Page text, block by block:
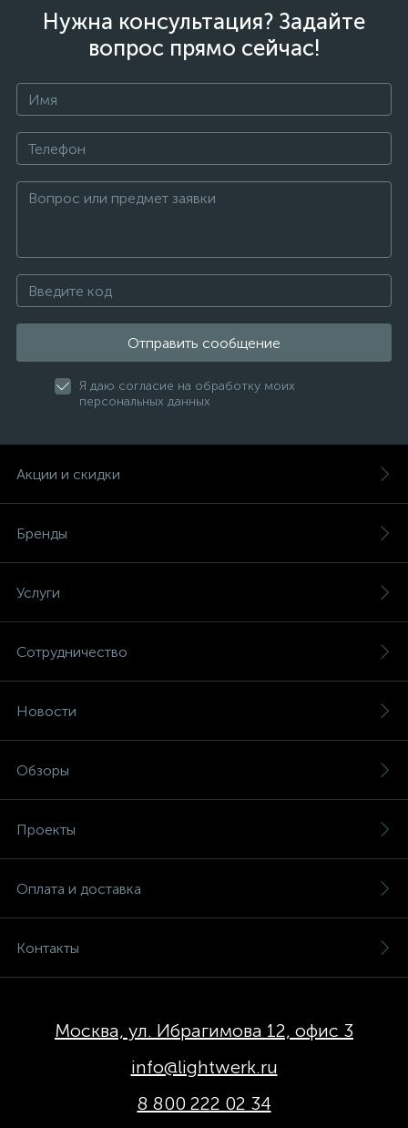
Нужна консультация? Задайте
вопрос прямо сейчас!
Отправить сообщение
Я даю согласие на обработку моих
персональных данных
Акции и скидки
Бренды
Услуги
Сотрудничество
Новости
Обзоры
Проекты
Оплата и доставка
Контакты
Москва, ул. Ибрагимова 12, офис 3
info@lightwerk.ru
8 800 222 02 34